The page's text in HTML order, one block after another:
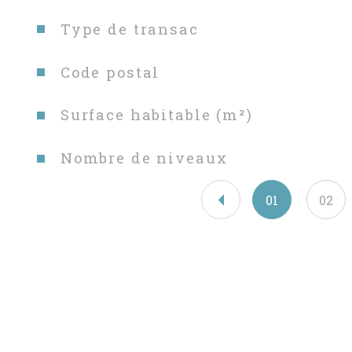
Caractéristiques Valeurs
Type de transac
Code postal
Surface habitable (m²)
Nombre de niveaux
01 02